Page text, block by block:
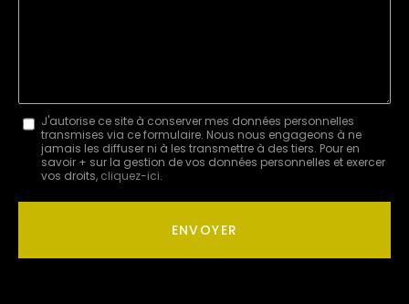
Message
J'autorise ce site à conserver mes données personnelles
transmises via ce formulaire. Nous nous engageons à ne
jamais les diffuser ni à les transmettre à des tiers. Pour en
savoir + sur la gestion de vos données personnelles et exercer
vos droits, cliquez-ici.
Acceptation
ENVOYER